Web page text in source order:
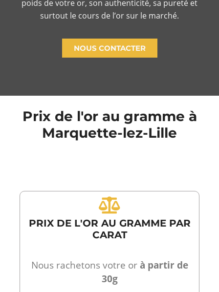
poids de votre or, son authenticité, sa pureté et
surtout le cours de l’or sur le marché.
NOUS CONTACTER
Prix de l'or au gramme à
Marquette-lez-Lille
PRIX DE L'OR AU GRAMME PAR
CARAT
Nous rachetons votre orà partir de
30g